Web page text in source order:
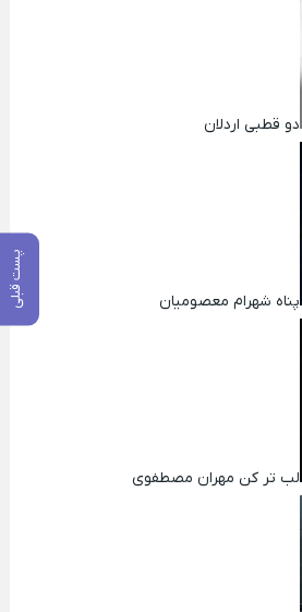
پست قبلی
دو قطبی اردلان
پناه شهرام معصومیان
لب تر کن مهران مصطفوی